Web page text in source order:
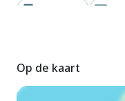
hoeven geen
IT030049B4EV54XPC3
Buiten
Op de kaart